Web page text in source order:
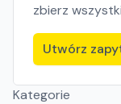
zbierz
Utwórz
Kategorie